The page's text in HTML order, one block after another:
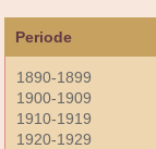
Periode
1890-1899
1900-1909
1910-1919
1920-1929